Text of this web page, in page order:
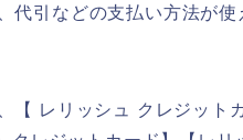
代引などの支払い方法が使
【 レリッシュ クレジット